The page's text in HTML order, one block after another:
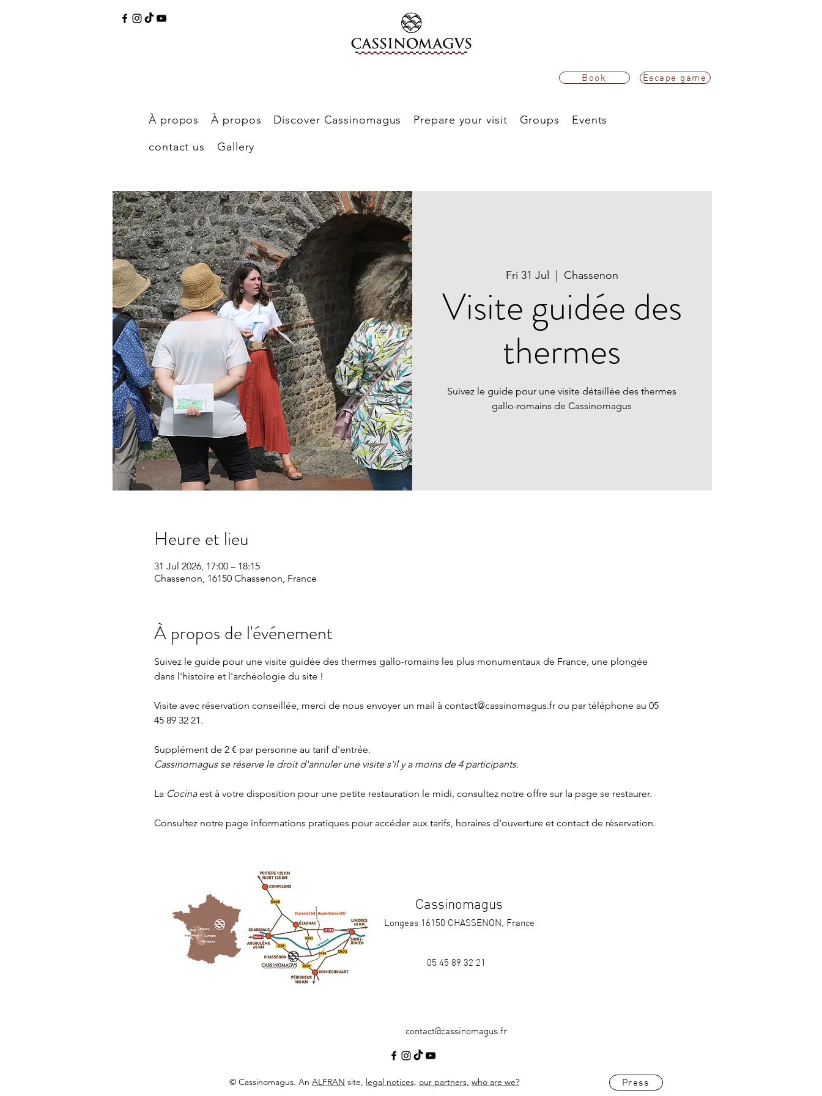
Book Escape game
À propos À propos Discover Cassinomagus Prepare your visit Groups
Events
contact us
Gallery
Fri 31 Jul
  |
Chassenon
Visite guidée des
thermes
Suivez le guide pour une visite détaillée des thermes
gallo-romains de Cassinomagus
Heure et lieu
31 Jul 2026, 17:00 – 18:15
Chassenon, 16150 Chassenon, France
À propos de l'événement
Suivez le guide pour une visite guidée des thermes gallo-romains les plus monumentaux de France, une plongée
dans l'histoire et l'archéologie du site !
Visite avec réservation conseillée, merci de nous envoyer un mail à contact@cassinomagus.fr ou par téléphone au 05
45 89 32 21.
Supplément de 2 € par personne au tarif d'entrée.
Cassinomagus se réserve le droit d'annuler une visite s'il y a moins de 4 participants.
La Cocina est à votre disposition pour une petite restauration le midi, consultez notre offre sur la page se restaurer.
Consultez notre page informations pratiques pour accéder aux tarifs, horaires d'ouverture et contact de réservation.
Cassinomagus
Longeas 16150 CHASSENON, France
05 45 89 32 21
contact@cassinomagus.fr
© Cassinomagus. An ALFRAN site, legal notices, our partners, who are we? Press